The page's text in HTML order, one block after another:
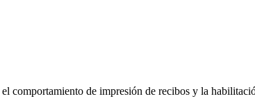
de impresión de recibos y la